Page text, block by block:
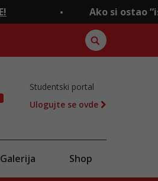
Ako si ostao “ispod
Studentski portal
Ulogujte se ovde
Galerija Shop